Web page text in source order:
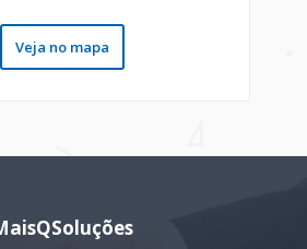
Veja no mapa